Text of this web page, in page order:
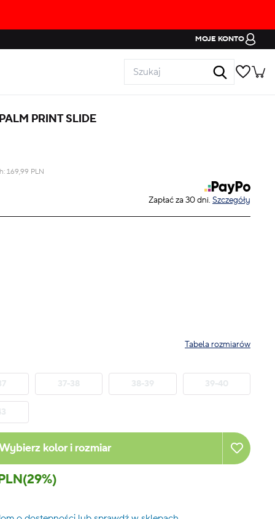
MOJE KONTO
PRINT SLIDE
169,99 PLN
Zapłać za 30 dni. Szczegóły
Tabela rozmiarów
37-38 38-39 39-40
kolor i rozmiar
(29%)